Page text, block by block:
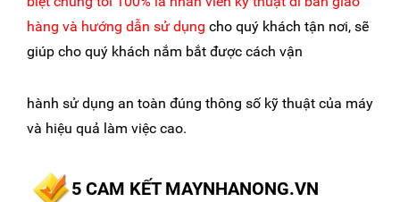
hàng và hướng dẫn sử dụng cho quý khách tận nơi, sẽ
giúp cho quý khách nắm bắt được cách vận
hành sử dụng an toàn đúng thông số kỹ thuật của máy
và hiệu quả làm việc cao.
5 CAM KẾT MAYNHANONG.VN